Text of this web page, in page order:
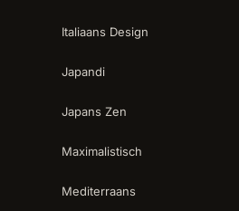
Italiaans Design
Japandi
Japans Zen
Maximalistisch
Mediterraans